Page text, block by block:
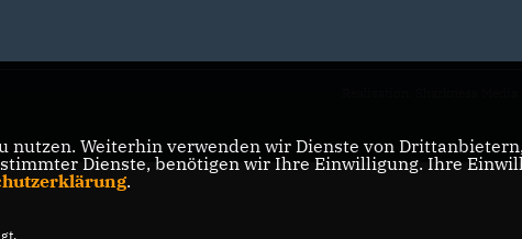
nutzen. Weiterhin verwenden wir Dienste von
Dienste, benötigen wir Ihre Einwilligung. Ihre
.